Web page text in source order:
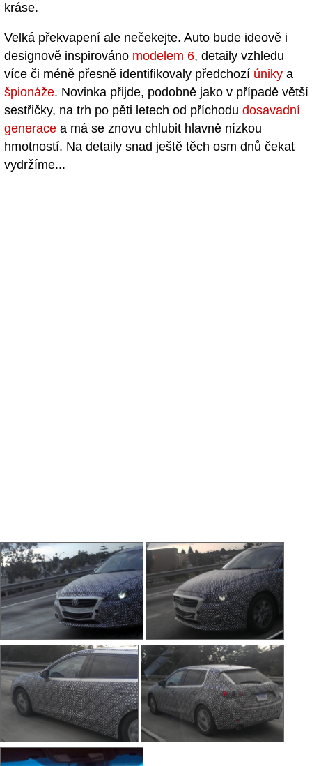
kráse.
Velká překvapení ale nečekejte. Auto bude ideově i
designově inspirováno modelem 6, detaily vzhledu
více či méně přesně identifikovaly předchozí úniky a
špionáže. Novinka přijde, podobně jako v případě větší
sestřičky, na trh po pěti letech od příchodu dosavadní
generace a má se znovu chlubit hlavně nízkou
hmotností. Na detaily snad ještě těch osm dnů čekat
vydržíme...